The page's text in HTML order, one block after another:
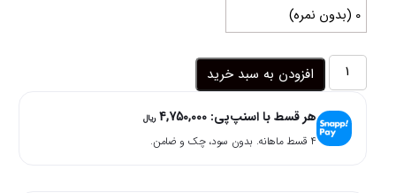
لنز
عسلی
دوردار
امپایر
افزودن به سبد خرید
هر قسط با اسنپ‌پی: 4,750,000 ریال
۴ قسط ماهانه. بدون سود، چک و ضامن.